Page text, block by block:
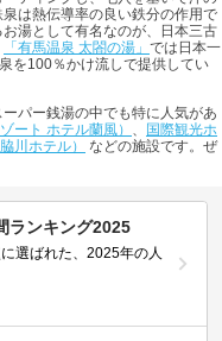
は熱伝導率の良い鉄分の作用で
湯として有名なのが、日本三古
「有馬温泉 太閤の湯」 では日本一
を100％かけ流しで提供してい
パー銭湯の中でも特に人気があ
ート ホテル蘭風） 、
国際観光ホ
川ホテル）
などの施設です。ぜ
ランキング2025
選ばれた、2025年の人